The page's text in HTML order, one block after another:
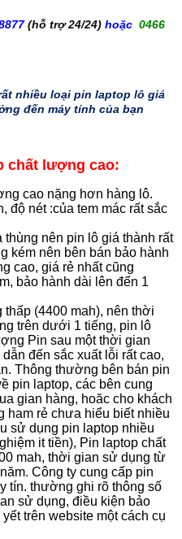
(hỗ trợ 24/24) hoặc 0466
nhiều loại pin laptop lô giá
đến máy tính của bạn
chất lượng cao:
cao nặng hơn hàng lô.
độ nét :của tem mác rất sắc
nên pin lô giá thành rất
kém nên bên bán bảo hành
cao, giá rẻ nhất cũng
bảo hành dài lên đến 1
(4400 mah), nên thời
trên dưới 1 tiếng, pin lô
Pin sau một thời gian
đến sắc xuất lỗi rất cao,
Thông thường bên bán pin
pin laptop, các bên cung
gian hàng, hoăc cho khách
ham rẻ chưa hiểu biết nhiều
sử dụng pin laptop nhiều
it tiền), Pin laptop chất
mah, thời gian sử dụng từ
Công ty cung cấp pin
tín. thường ghi rõ thông số
sử dụng, điều kiện bảo
trên website một cách cụ